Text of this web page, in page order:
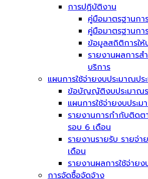
การปฏิบัติงาน
คู่มือมาตรฐานก
คู่มือมาตรฐานกา
ข้อมูลสถิติการให้
รายงานผลการส
บริการ
แผนการใช้จ่ายงบประมาณปร
ข้อบัญญัติงบประมาณร
แผนการใช้จ่ายงบประม
รายงานการกำกับติดต
รอบ 6 เดือน
รายงานรายรับ รายจ่า
เดือน
รายงานผลการใช้จ่าย
การจัดซื้อจัดจ้าง